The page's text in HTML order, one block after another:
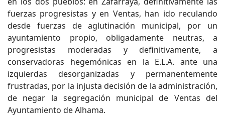
fuerzas progresistas y en Ventas, han ido reculando
desde fuerzas de aglutinación municipal, por un
ayuntamiento propio, obligadamente neutras, a
progresistas moderadas y definitivamente, a
conservadoras hegemónicas en la E.L.A. ante una
izquierdas desorganizadas y permanentemente
frustradas, por la injusta decisión de la administración,
de negar la segregación municipal de Ventas del
Ayuntamiento de Alhama.